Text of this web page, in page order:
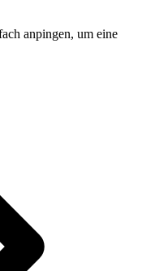
anpingen, um eine